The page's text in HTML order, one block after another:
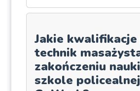
Jakie kwalifikacje
technik
zakończeniu
szkole policealnej